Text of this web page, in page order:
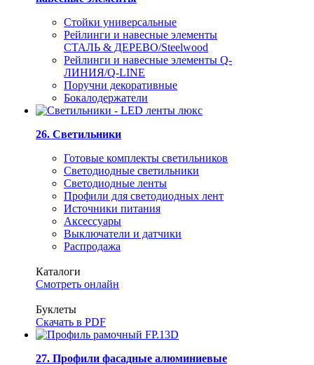
Стойки универсальные
Рейлинги и навесные элементы
СТАЛЬ & ДЕРЕВО/Steelwood
Рейлинги и навесные элементы Q-
ЛИНИЯ/Q-LINE
Поручни декоративные
Бокалодержатели
26. Светильники
Готовые комплекты светильников
Светодиодные светильники
Светодиодные ленты
Профили для светодиодных лент
Источники питания
Аксессуары
Выключатели и датчики
Распродажа
Каталоги
Смотреть онлайн
Буклеты
Скачать в PDF
27. Профили фасадные алюминиевые